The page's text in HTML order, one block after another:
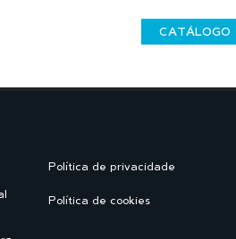
CATÁLOGO
Política de privacidade
Política de cookies